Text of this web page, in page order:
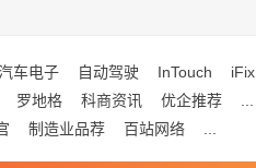
车电子 自动驾驶 InTouch iFix
罗地格 科商资讯 优企推荐
制造业品荐 百站网络